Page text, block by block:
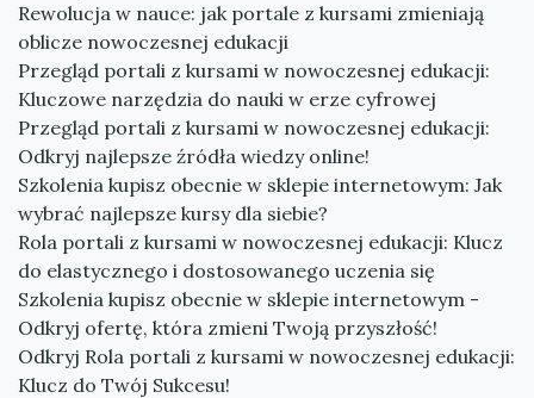
Rewolucja w nauce: jak portale z kursami zmieniają
oblicze nowoczesnej edukacji
Przegląd portali z kursami w nowoczesnej edukacji:
Kluczowe narzędzia do nauki w erze cyfrowej
Przegląd portali z kursami w nowoczesnej edukacji:
Odkryj najlepsze źródła wiedzy online!
Szkolenia kupisz obecnie w sklepie internetowym: Jak
wybrać najlepsze kursy dla siebie?
Rola portali z kursami w nowoczesnej edukacji: Klucz
do elastycznego i dostosowanego uczenia się
Szkolenia kupisz obecnie w sklepie internetowym -
Odkryj ofertę, która zmieni Twoją przyszłość!
Odkryj Rola portali z kursami w nowoczesnej edukacji:
Klucz do Twój Sukcesu!